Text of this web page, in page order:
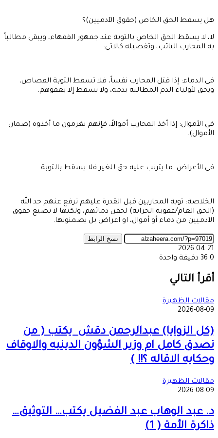
هل يسقط الحق الخاص (حقوق الآدميين)؟
لا، لا يسقط الحق الخاص بالتوبة عند جمهور الفقهاء، ويبقى مطالباً
به المحارب التائب، وتفصيله كالاتي:
في الدماء: إذا قتل المحارب نفساً، فلا تسقط التوبة القصاص،
ويحق لأولياء الدم المطالبة بدمه، ولا يسقط إلا بعفوهم.
في الأموال: إذا أخذ المحارب أموالاً، فإنهم يغرمون ما أخذوه (ضمان
الأموال).
في الأعراض: ما يترتب عليه حق للغير فلا يسقط بالتوبة.
الخلاصة: توبة المحاربين قبل القدرة عليهم ترفع عنهم حد الله
(الحق العام/عقوبة الحرابة) لحقن دمائهم، ولكنها لا تضيع حقوق
الآدميين من دماء أو أموال، او اعراض بل يضمنونها.
نسخ الرابط
2026-04-21
0
دقيقة واحدة
عبر
البريد
أقرأ التالي
مقالات الظهيرة
2026-08-09
(كل الزوايا) عبدالرحمن دقش يكتب ( من
نصدق كامل ام وزير الشؤون الدينيه والاوقاف
وحكايه الاقاله ؟!! )
مقالات الظهيرة
2026-08-09
د. عبد الوهاب عبد الفضيل يكتب… التوثيق…
ذاكرة الأمة ( 1)